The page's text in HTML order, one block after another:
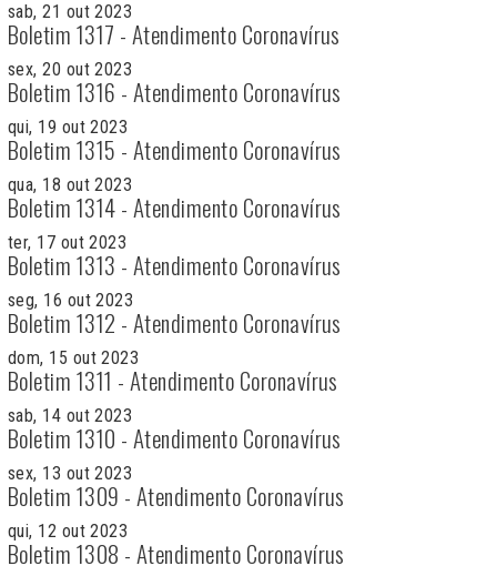
sab, 21 out 2023
Boletim 1317 - Atendimento Coronavírus
sex, 20 out 2023
Boletim 1316 - Atendimento Coronavírus
qui, 19 out 2023
Boletim 1315 - Atendimento Coronavírus
qua, 18 out 2023
Boletim 1314 - Atendimento Coronavírus
ter, 17 out 2023
Boletim 1313 - Atendimento Coronavírus
seg, 16 out 2023
Boletim 1312 - Atendimento Coronavírus
dom, 15 out 2023
Boletim 1311 - Atendimento Coronavírus
sab, 14 out 2023
Boletim 1310 - Atendimento Coronavírus
sex, 13 out 2023
Boletim 1309 - Atendimento Coronavírus
qui, 12 out 2023
Boletim 1308 - Atendimento Coronavírus